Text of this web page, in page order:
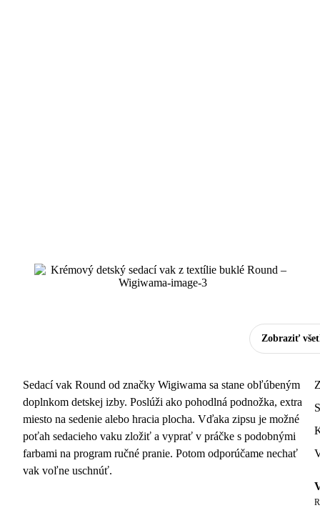
Zobraziť
Sedací vak Round od značky Wigiwama sa stane obľúbeným
doplnkom detskej izby. Poslúži ako pohodlná podnožka, extra
miesto na sedenie alebo hracia plocha. Vďaka zipsu je možné
poťah sedacieho vaku zložiť a vyprať v práčke s podobnými
farbami na program ručné pranie. Potom odporúčame nechať
vak voľne uschnúť.